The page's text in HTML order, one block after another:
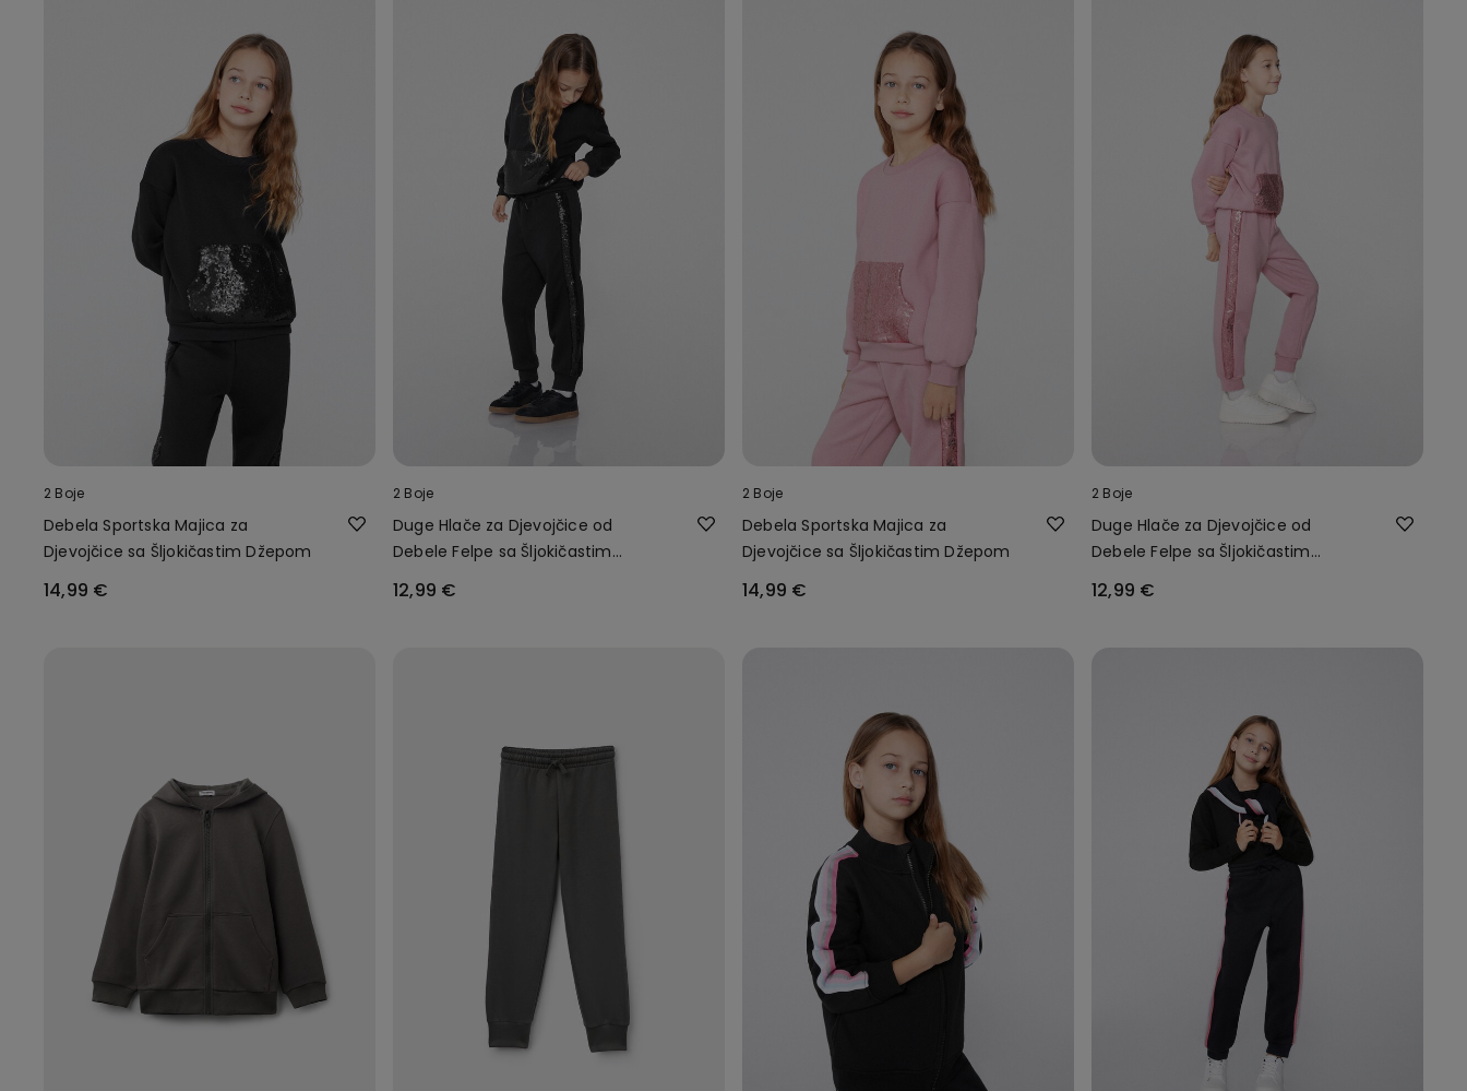
2 Boje
Debela Sportska Majica za
Djevojčice sa Šljokičastim Džepom
14,99 €
2 Boje
Duge Hlače za Djevojčice od
Debele Felpe sa Šljokičastim
12,99 €
2 Boje
Debela Sportska Majica za
Djevojčice sa Šljokičastim Džepom
14,99 €
2 Boje
Duge Hlače za Djevojčice od
Debele Felpe sa Šljokičastim
12,99 €